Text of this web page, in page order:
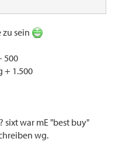
sein
500
+ 1.500
war mE "best buy"
wg.